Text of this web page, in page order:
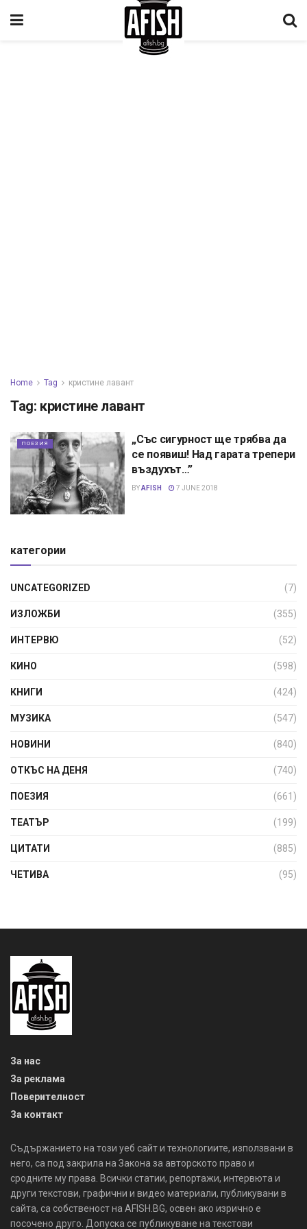
Home Tag кристине лавант
Tag: кристине лавант
ПОЕЗИЯ
„Със сигурност ще трябва да
се появиш! Над гарата трепери
въздухът…”
BYAFISH 7 JUNE 2018
категории
UNCATEGORIZED (7)
ИЗЛОЖБИ (355)
ИНТЕРВЮ (52)
КИНО (598)
КНИГИ (424)
МУЗИКА (547)
НОВИНИ (840)
ОТКЪС НА ДЕНЯ (740)
ПОЕЗИЯ (661)
ТЕАТЪР (199)
ЦИТАТИ (885)
ЧЕТИВА (95)
За нас
За реклама
Поверителност
За контакт
Съдържанието на този уеб сайт и технологиите, използвани в
него, са под закрила на Закона за авторското право и
сродните му права. Всички статии, репортажи, интервюта и
други текстови, графични и видео материали, публикувани в
сайта, са собственост на AFISH.BG, освен ако изрично е
посочено друго. Допуска се публикуване на текстови